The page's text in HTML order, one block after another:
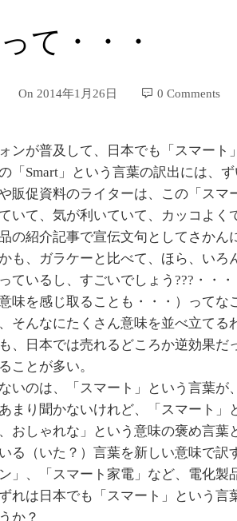
て・・・
On 2014年1月26日 0 Comments
ンが普及して、日本でも「スマー
「Smart」という言葉の訳出には、ず
販促資料のライターは、この「スマ
いて、気が利いていて、カッコよ
の紹介記事で宣伝文句としてさかん
も、ガラケーと比べて、ほら、い
ているし、すごいでしょう???・・
味を感じ取ることも・・・）ってな
そんなにたくさん意味を並べ立て
、日本では売れるどころか逆効果
ことが多い。
いのは、「スマート」という言葉
まり聞かないけれど、「スマート
おしゃれな」という意味の褒め言
る（いた？）言葉を新しい意味で訳
」、「スマート家電」など、電化
れは日本でも「スマート」という
か？